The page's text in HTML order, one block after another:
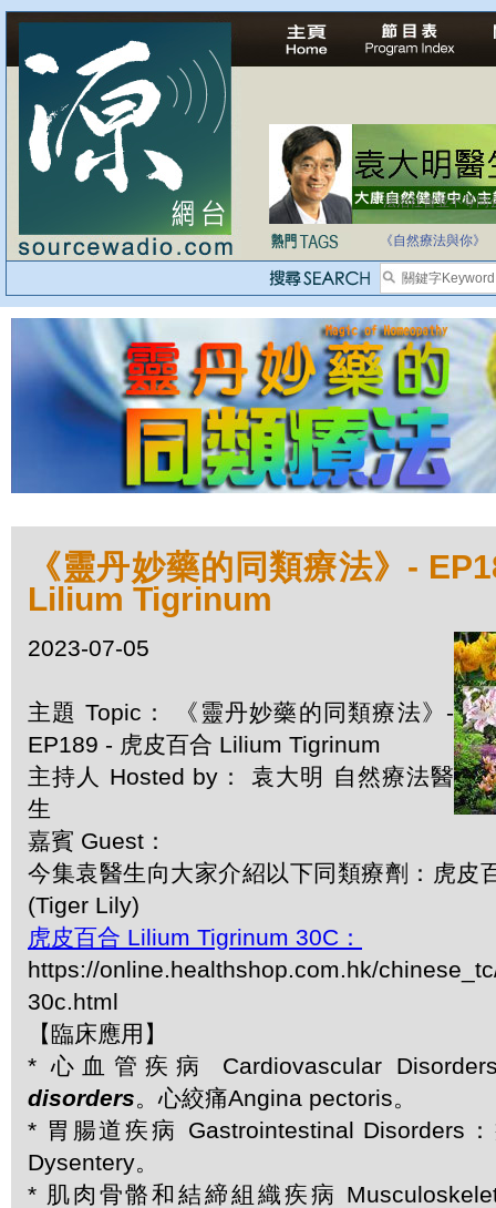
法治社會並不等同
自家教育合法化-
《自然療法與你》
《靈丹妙藥的同類療法》-
Lilium Tigrinum
2023-07-05
主題 Topic： 《靈丹妙藥的同類療法》-
EP189 - 虎皮百合 Lilium Tigrinum
主持人 Hosted by： 袁大明 自然療法醫
生
嘉賓 Guest：
今集袁醫生向大家介紹以下同類療劑：虎皮
(Tiger Lily)
虎皮百合 Lilium Tigrinum 30C：
https://online.healthshop.com.hk/
30c.html
【臨床應用】
* 心血管疾病 Cardiovascular
disorders。心絞痛Angina pectoris。
* 胃腸道疾病 Gastrointestinal Disorders
Dysentery。
* 肌肉骨骼和結締組織疾病